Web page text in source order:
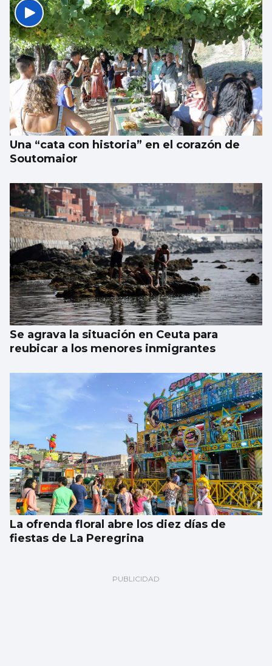
Freire y Náutico piden al Puerto renovar
sus concesiones
Una “cata con historia” en el corazón de
Soutomaior
Se agrava la situación en Ceuta para
reubicar a los menores inmigrantes
La ofrenda floral abre los diez días de
fiestas de La Peregrina